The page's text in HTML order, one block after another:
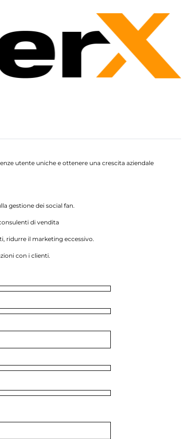
utente uniche e ottenere una crescita aziendale
gestione dei social fan.
di vendita
ridurre il marketing eccessivo.
con i clienti.